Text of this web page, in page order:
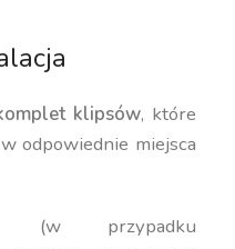
klipsów, które
odpowiednie miejsca
(w przypadku